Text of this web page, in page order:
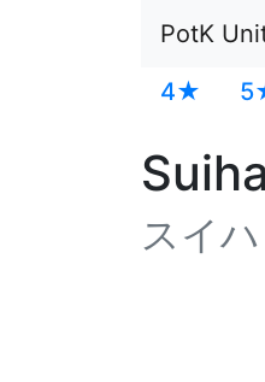
PotK
4★
Suiha
スイハ